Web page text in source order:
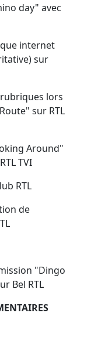
day" avec
internet
sur
lors
sur RTL
Around"
TVI
RTL
de
"Dingo
Bel RTL